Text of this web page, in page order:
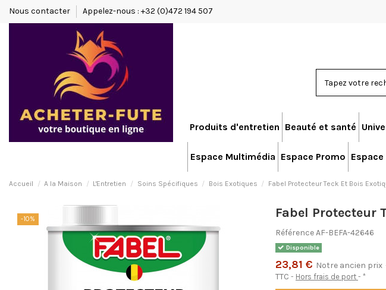
Nous contacter Appelez-nous : +32 (0)472 194 507
Produits d'entretien Beauté et santé
Espace Multimédia Espace Promo Espace
Accueil A la Maison L'Entretien Soins Spécifiques Bois Exotiques Fabel Protecteur Teck Et Bois
-10% Fabel Protecteur
RéférenceAF-BEFA-42646
Disponible
23,81 € Notre ancien prix
TTC Hors frais de port *